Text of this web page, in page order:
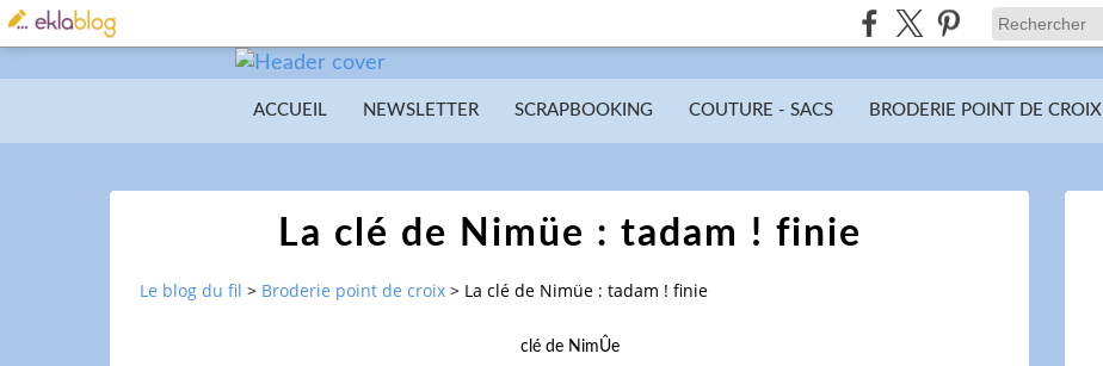
ACCUEIL NEWSLETTER SCRAPBOOKING COUTURE - SACS BRODERIE POINT DE CROIX
La clé de Nimüe : tadam ! finie
Le blog du fil > Broderie point de croix > La clé de Nimüe : tadam ! finie
clé de NimÛe